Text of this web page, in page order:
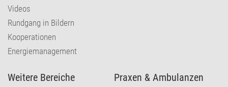
Videos
Rundgang in Bildern
Kooperationen
Energiemanagement
Weitere Bereiche Praxen & Ambulanzen